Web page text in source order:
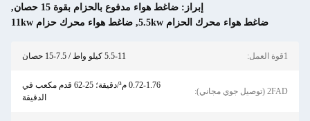
إبراز: ضاغط هواء مدفوع بالحزام بقوة 15 حصان
,
ضاغط هواء محرك الحزام 5.5kw
, ضاغط هواء محرك حزام 11kw
1قوة العمل: 5.5-11 كيلو واط / 7.5-15 حصان
2FAD (توصيل جوي مجاني):
0.72-1.76 م³/دقيقة؛ 25-62 قدم مكعب في
الدقيقة